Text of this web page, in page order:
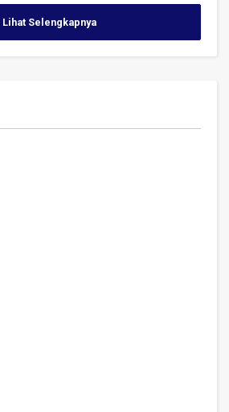
Lihat Selengkapnya